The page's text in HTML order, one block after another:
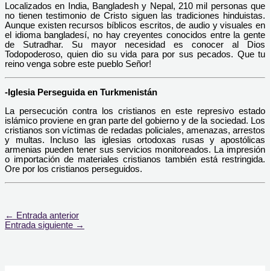
Localizados en India, Bangladesh y Nepal, 210 mil personas que
no tienen testimonio de Cristo siguen las tradiciones hinduistas.
Aunque existen recursos bíblicos escritos, de audio y visuales en
el idioma bangladesí, no hay creyentes conocidos entre la gente
de Sutradhar. Su mayor necesidad es conocer al Dios
Todopoderoso, quien dio su vida para por sus pecados. Que tu
reino venga sobre este pueblo Señor!
-Iglesia Perseguida en Turkmenistán
La persecución contra los cristianos en este represivo estado
islámico proviene en gran parte del gobierno y de la sociedad. Los
cristianos son víctimas de redadas policiales, amenazas, arrestos
y multas. Incluso las iglesias ortodoxas rusas y apostólicas
armenias pueden tener sus servicios monitoreados. La impresión
o importación de materiales cristianos también está restringida.
Ore por los cristianos perseguidos.
← Entrada anterior
Entrada siguiente →